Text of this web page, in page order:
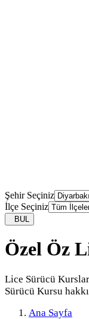
Şehir Seçiniz
İlçe Seçiniz
BUL
Özel Öz
Lice Sürücü
Sürücü Kursu
Ana Sayfa